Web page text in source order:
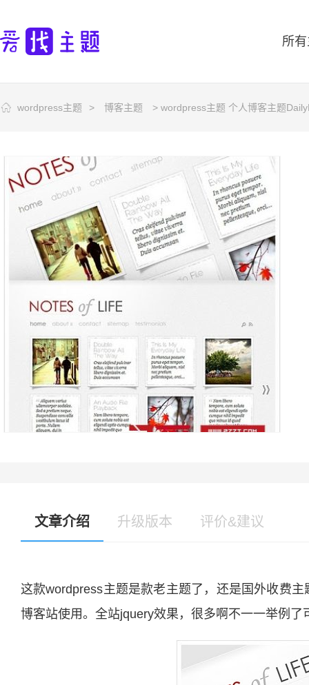
所
wordpress主题 > 博客主题 > wordpress主题 个人博客主题
文章介绍 升级版本 评价&建议
这款wordpress主题是款老主题了，还是国外收费
博客站使用。全站jquery效果，很多啊不一一举例了